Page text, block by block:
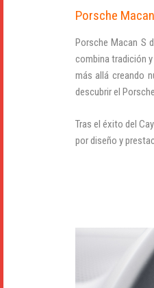
Porsche
Porsche Macan S
combina tradición
más allá creando
descubrir el
Tras el éxito del
por diseño y